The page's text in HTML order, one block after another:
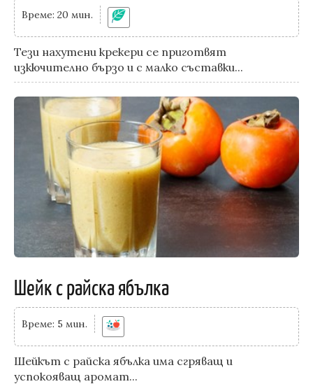
Време: 20 мин.
Тези нахутени крекери се приготвят
изкючително бързо и с малко съставки...
Шейк с райска ябълка
Време: 5 мин.
Шейкът с райска ябълка има сгряващ и
успокояващ аромат...